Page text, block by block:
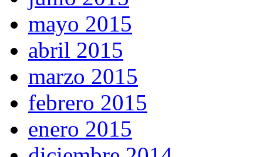
mayo 2015
abril 2015
marzo 2015
febrero 2015
enero 2015